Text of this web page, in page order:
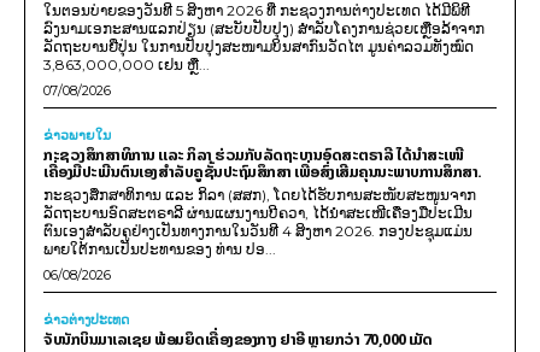
ໃນຕອນບ່າຍຂອງວັນທີ 5 ສິງຫາ 2026 ທີ່ ກະຊວງການຕ່າງປະເທດ ໄດ້ມີພິທີ
ລົງນາມເອກະສານແລກປ່ຽນ (ສະບັບປັບປຸງ) ສໍາລັບໂຄງການຊ່ວຍເຫຼືອລ້າຈາກ
ລັດຖະບານຍີ່ປຸ່ນ ໃນການປັບປຸງສະໜາມບິນສາກົນວັດໄຕ ມູນຄ່າລວມທັງໝົດ
3,863,000,000 ເຢນ ຫຼື...
07/08/2026
ຂ່າວພາຍ​ໃນ
ກະຊວງສຶກສາທິການ ແລະ ກິລາ ຮ່ວມກັບລັດຖະບານອົດສະຕຣາລີ ໄດ້ນຳສະເໜີ
ເຄື່ອງມືປະເມີນຕົນເອງສຳລັບຄູຊັ້ນປະຖົມສຶກສາ ເພື່ອສົ່ງເສີມຄຸນນະພາບການສຶກສາ.
ກະຊວງສຶກສາທິການ ແລະ ກິລາ (ສສກ), ໂດຍໄດ້ຮັບການສະໜັບສະໜູນຈາກ
ລັດຖະບານອົດສະຕຣາລີ ຜ່ານແຜນງານບີຄວາ, ໄດ້ນຳສະເໜີເຄື່ອງມືປະເມີນ
ຕົນເອງສຳລັບຄູຢ່າງເປັນທາງການໃນວັນທີ 4 ສິງຫາ 2026. ກອງປະຊຸມແມ່ນ
ພາຍໃຕ້ການເປັນປະທານຂອງ ທ່ານ ປອ...
06/08/2026
ຂ່າວຕ່າງປະເທດ
ຈັບນັກບິນມາເລເຊຍ ພ້ອມຍຶດເຄື່ອງຂອງກາງ ຢາອີ ຫຼາຍກວ່າ 70,000 ເມັດ